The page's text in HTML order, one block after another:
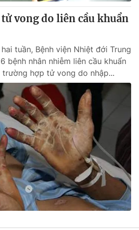
vong do liên cầu khuẩn
tuần, Bệnh viện Nhiệt đới Trung
bệnh nhân nhiễm liên cầu khuẩn
hợp tử vong do nhập...